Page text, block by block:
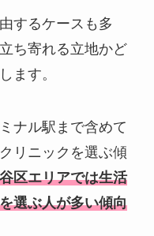
するケースも多
ち寄れる立地かど
ます。
ナル駅まで含めて
リニックを選ぶ傾
区エリアでは生活
選ぶ人が多い傾向